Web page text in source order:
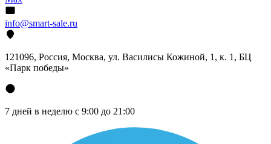
info@smart-sale.ru
121096, Россия, Москва, ул. Василисы Кожиной, 1, к. 1, БЦ
«Парк победы»
7 дней в неделю с 9:00 до 21:00